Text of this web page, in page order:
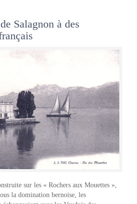
Salagnon à des
sur les « Rochers aux Mouettes »,
la domination bernoise, les